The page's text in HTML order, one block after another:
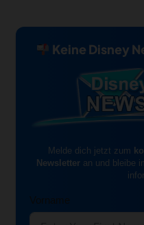
Keine Disney
Melde dich jetzt zum
Newsletteran und bleibe
Vorname